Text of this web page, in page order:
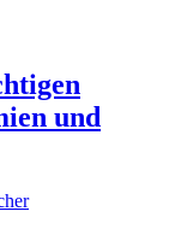
und